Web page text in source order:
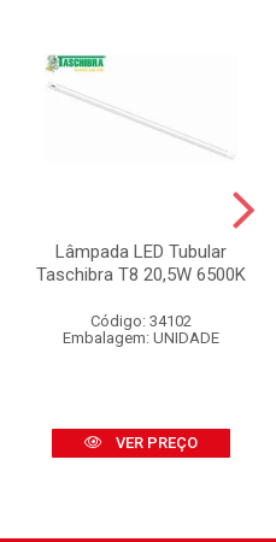
Lâmpada LED Tubular
Taschibra T8 20,5W 6500K
Código: 34102
Embalagem: UNIDADE
VER PREÇO